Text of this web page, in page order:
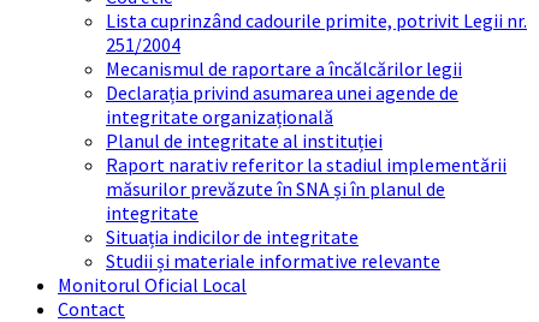
Lista cuprinzând cadourile primite, potrivit Legii nr.
251/2004
Mecanismul de raportare a încălcărilor legii
Declarația privind asumarea unei agende de
integritate organizațională
Planul de integritate al instituției
Raport narativ referitor la stadiul implementării
măsurilor prevăzute în SNA și în planul de
integritate
Situația indicilor de integritate
Studii și materiale informative relevante
Monitorul Oficial Local
Contact